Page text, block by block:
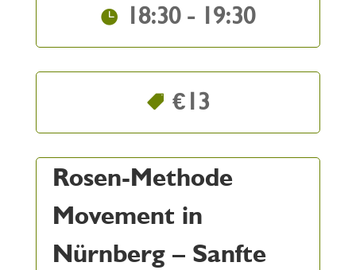
18:30 - 19:30
€13
Rosen-Methode
Movement in
Nürnberg – Sanfte